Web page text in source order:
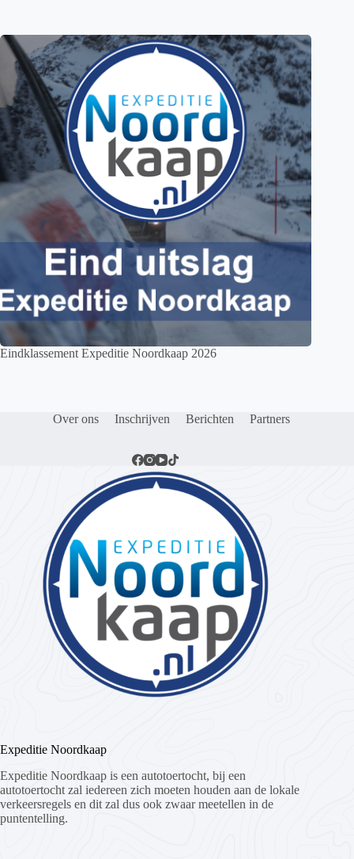
Eindklassement Expeditie Noordkaap 2026
Over ons Inschrijven Berichten Partners
Expeditie Noordkaap
Expeditie Noordkaap is een autotoertocht, bij een
autotoertocht zal iedereen zich moeten houden aan de lokale
verkeersregels en dit zal dus ook zwaar meetellen in de
puntentelling.